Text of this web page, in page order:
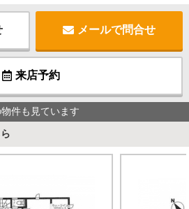
メールで問合せ
来店予約
件も見ています